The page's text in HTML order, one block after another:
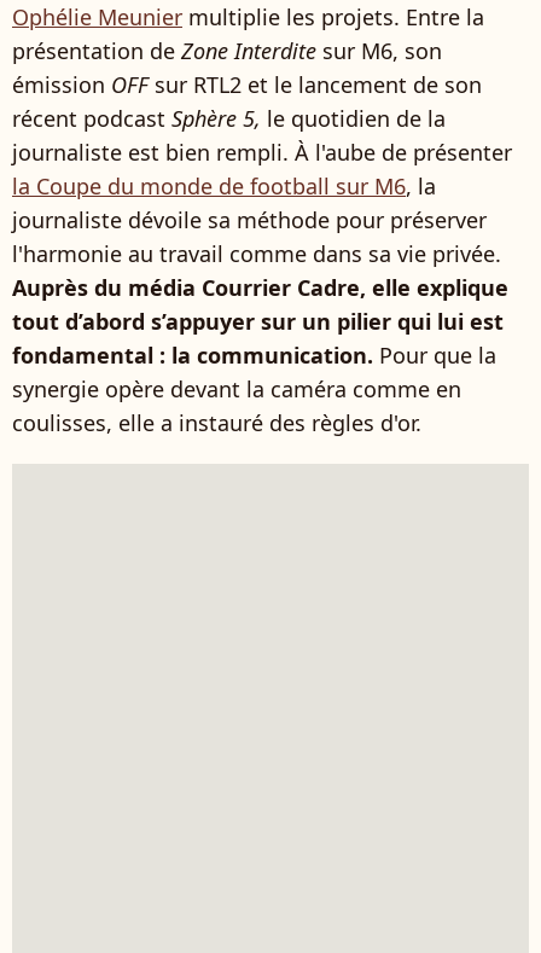
Ophélie Meunier multiplie les projets. Entre la
présentation de Zone Interdite sur M6, son
émission OFFsur RTL2 et le lancement de son
récent podcast Sphère 5, le quotidien de la
journaliste est bien rempli. À l'aube de présenter
la Coupe du monde de football sur M6, la
journaliste dévoile sa méthode pour préserver
l'harmonie au travail comme dans sa vie privée.
Auprès du média Courrier Cadre, elle explique
tout d’abord s’appuyer sur un pilier qui lui est
fondamental : la communication. Pour que la
synergie opère devant la caméra comme en
coulisses, elle a instauré des règles d'or.